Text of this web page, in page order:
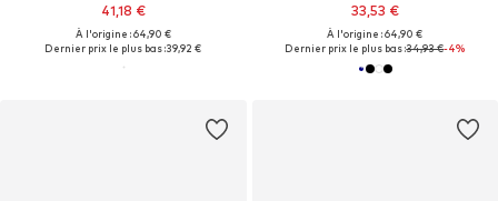
41,18 €
À l'origine : 64,90 €
Dernier prix le plus bas :39,92 €
33,53 €
À l'origine : 64,90 €
Dernier prix le plus bas :34,93 €-4%